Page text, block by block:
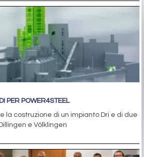
PER POWER4STEEL
la costruzione di un impianto Dri e di due
e Völklingen